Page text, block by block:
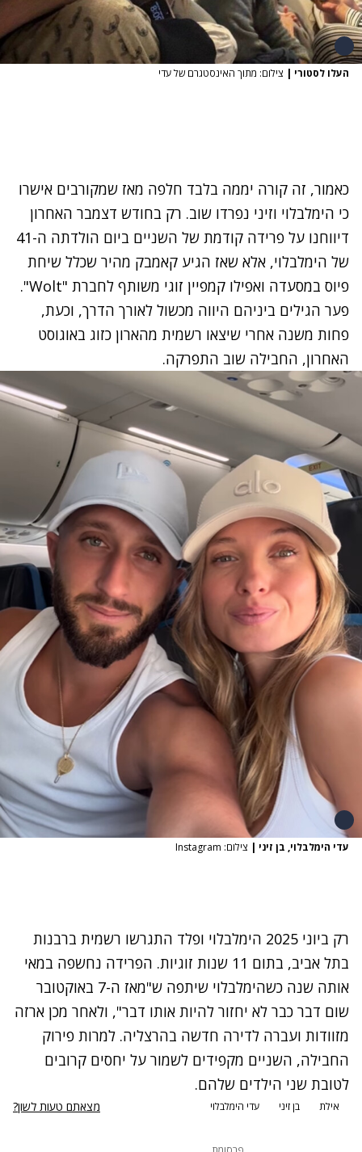
העלו לסטורי | צילום: מתוך האינסטגרם של עדי
כאמור, זה קורה יממה בלבד חלפה מאז שמקורבים אישרו
כי הימלבלוי וזיני נפרדו שוב. רק בחודש דצמבר האחרון
דיווחנו על פרידה קודמת
של השניים ביום הולדתה ה-41
של הימלבלוי, אלא שאז הגיע קאמבק מהיר שכלל שיחת
פיוס במסעדה ואפילו קמפיין זוגי משותף לחברת "Wolt".
פער הגילים ביניהם היווה מכשול לאורך הדרך, וכעת,
פחות משנה אחרי שיצאו רשמית מהארון כזוג באוגוסט
האחרון, החבילה שוב התפרקה.
עדי הימלבלוי, בן זיני | צילום: Instagram
רק ביוני 2025 הימלבלוי ופלד התגרשו רשמית ברבנות
בתל אביב, בתום 11 שנות זוגיות.
הפרידה נחשפה במאי
אותה שנה
כשהימלבלוי שיתפה ש"מאז ה-7 באוקטובר
שום דבר כבר לא יחזור להיות אותו דבר", ולאחר מכן ארזה
מזוודות ועברה לדירה חדשה בהרצליה. למרות פירוק
החבילה, השניים מקפידים לשמור על יחסים קרובים
לטובת שני הילדים שלהם.
אילת בן זיני עדי הימלבלוי מצאתם טעות לשון?